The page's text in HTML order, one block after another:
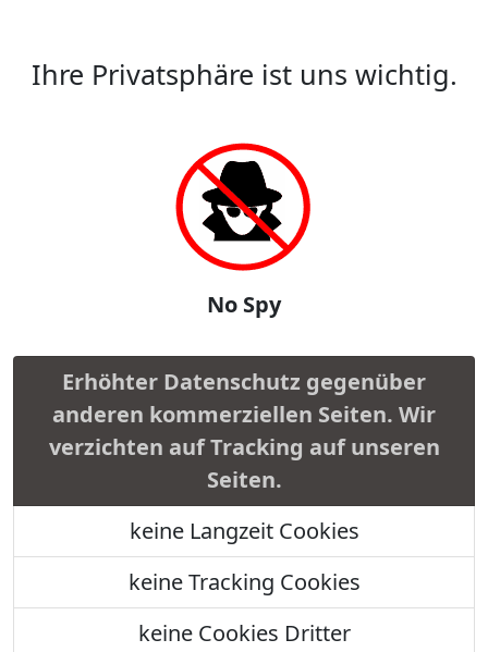
Ihre Privatsphäre ist uns wichtig.
No Spy
Erhöhter Datenschutz gegenüber
anderen kommerziellen Seiten. Wir
verzichten auf Tracking auf unseren
Seiten.
keine Langzeit Cookies
keine Tracking Cookies
keine Cookies Dritter